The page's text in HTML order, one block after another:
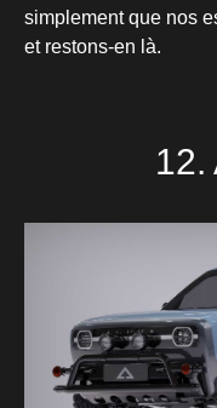
simplement que nos
et restons-en là.
12.